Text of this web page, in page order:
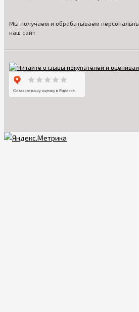
Мы получаем и обрабатываем
наш сайт